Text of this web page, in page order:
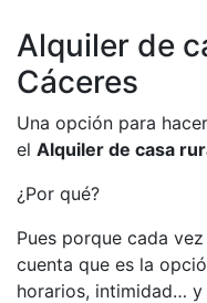
Alquiler de
Cáceres
Una opción para
el Alquiler de casa
¿Por qué?
Pues porque cada
cuenta que es la
horarios, intimidad… y